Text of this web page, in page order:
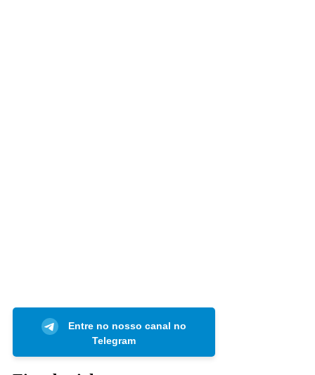
Entre no nosso canal no
Telegram